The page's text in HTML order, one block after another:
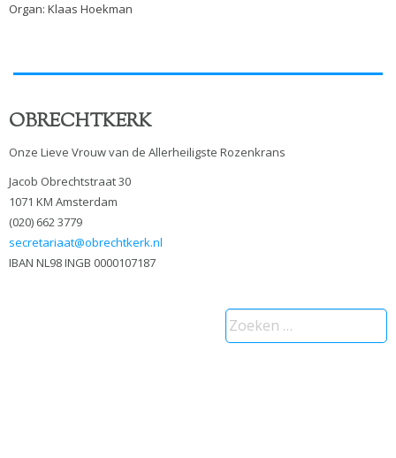
Organ: Klaas Hoekman
OBRECHTKERK
Onze Lieve Vrouw van de Allerheiligste Rozenkrans
Jacob Obrechtstraat 30
1071 KM Amsterdam
(020) 662 3779
secretariaat@obrechtkerk.nl
IBAN NL98 INGB 0000107187
Zoeken
naar: